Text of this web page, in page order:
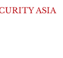
ASIA